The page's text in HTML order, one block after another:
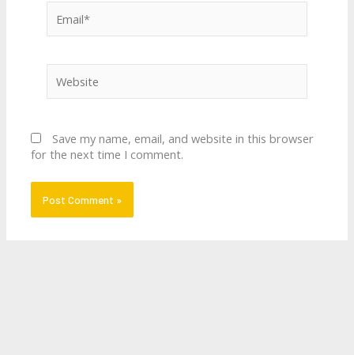
Save my name, email, and website in this browser
for the next time I comment.